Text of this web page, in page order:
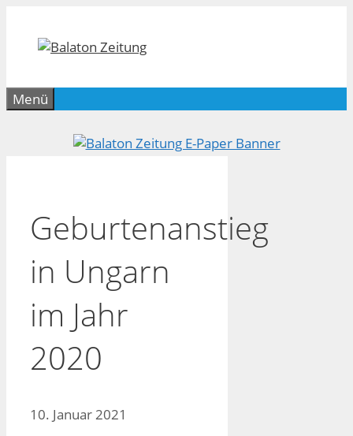
springen
Menü
Geburtenanstieg
in Ungarn
im Jahr
2020
10. Januar 2021